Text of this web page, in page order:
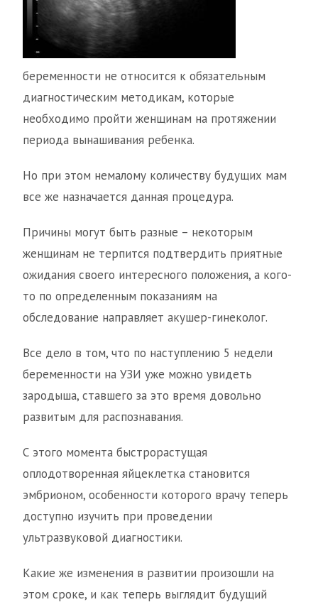
беременности не относится к обязательным
диагностическим методикам, которые
необходимо пройти женщинам на протяжении
периода вынашивания ребенка.
Но при этом немалому количеству будущих мам
все же назначается данная процедура.
Причины могут быть разные – некоторым
женщинам не терпится подтвердить приятные
ожидания своего интересного положения, а кого-
то по определенным показаниям на
обследование направляет акушер-гинеколог.
Все дело в том, что по наступлению 5 недели
беременности на УЗИ уже можно увидеть
зародыша, ставшего за это время довольно
развитым для распознавания.
С этого момента быстрорастущая
оплодотворенная яйцеклетка становится
эмбрионом, особенности которого врачу теперь
доступно изучить при проведении
ультразвуковой диагностики.
Какие же изменения в развитии произошли на
этом сроке, и как теперь выглядит будущий